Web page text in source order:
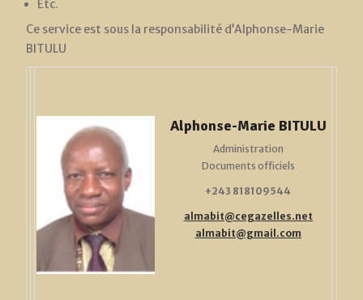
Etc.
Ce service est sous la responsabilité d’Alphonse-Marie
BITULU
Alphonse-Marie BITULU
Administration
Documents officiels
+243 818109544
almabit@cegazelles.net
almabit@gmail.com